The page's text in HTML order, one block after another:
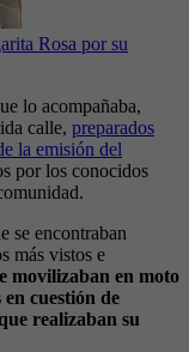
Rosa por su
lo acompañaba,
calle, preparados
la emisión del
por los conocidos
se encontraban
más vistos e
movilizaban en moto
cuestión de
realizaban su